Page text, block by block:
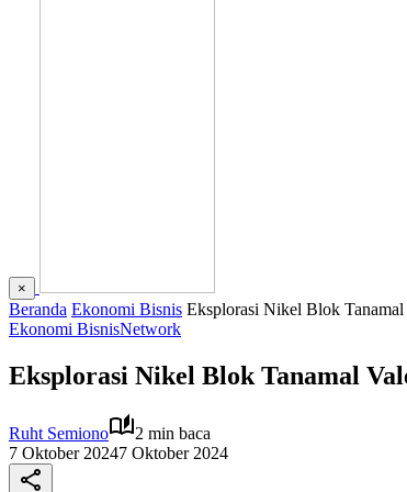
×
Beranda Ekonomi Bisnis Eksplorasi Nikel Blok Tanamal
Ekonomi BisnisNetwork
Eksplorasi Nikel Blok Tanamal
Ruht Semiono
2 min baca
7 Oktober 20247 Oktober 2024